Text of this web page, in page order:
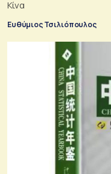
Κίνα
Ευθύμιος Τσιλιόπουλος